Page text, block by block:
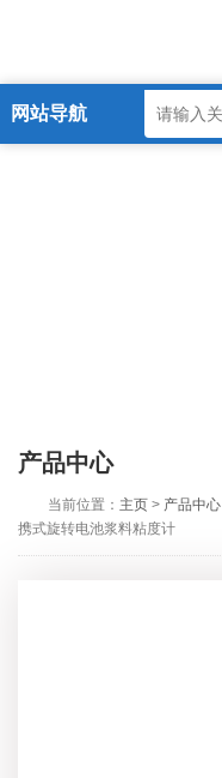
网站导航
产品中心
当前位置： 主页 > 产品中心
携式旋转电池浆料粘度计